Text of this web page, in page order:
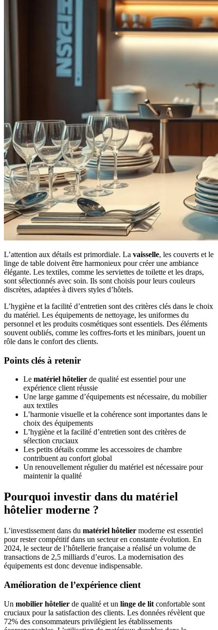
L’attention aux détails est primordiale. La vaisselle, les couverts et le
linge de table doivent être harmonieux pour créer une ambiance
élégante. Les textiles, comme les serviettes de toilette et les draps,
sont sélectionnés avec soin. Ils sont choisis pour leurs couleurs
discrètes, adaptées à divers styles d’hôtels.
L’hygiène et la facilité d’entretien sont des critères clés dans le choix
du matériel. Les équipements de nettoyage, les uniformes du
personnel et les produits cosmétiques sont essentiels. Des éléments
souvent oubliés, comme les coffres-forts et les minibars, jouent un
rôle dans le confort des clients.
Points clés à retenir
Le matériel hôtelier de qualité est essentiel pour une
expérience client réussie
Une large gamme d’équipements est nécessaire, du mobilier
aux textiles
L’harmonie visuelle et la cohérence sont importantes dans le
choix des équipements
L’hygiène et la facilité d’entretien sont des critères de
sélection cruciaux
Les petits détails comme les accessoires de chambre
contribuent au confort global
Un renouvellement régulier du matériel est nécessaire pour
maintenir la qualité
Pourquoi investir dans du matériel
hôtelier moderne ?
L’investissement dans du matériel hôtelier moderne est essentiel
pour rester compétitif dans un secteur en constante évolution. En
2024, le secteur de l’hôtellerie française a réalisé un volume de
transactions de 2,5 milliards d’euros. La modernisation des
équipements est donc devenue indispensable.
Amélioration de l’expérience client
Un mobilier hôtelier de qualité et un linge de lit confortable sont
cruciaux pour la satisfaction des clients. Les données révèlent que
72% des consommateurs privilégient les établissements